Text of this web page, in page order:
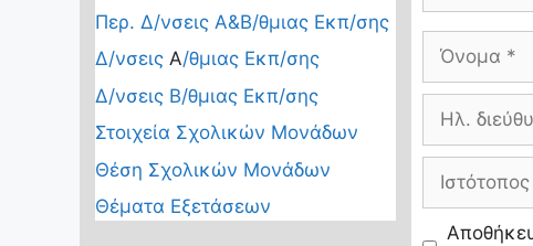
Όνομα
Ηλ.
Ιστότοπος
Περ. Δ/νσεις Α&Β/θμιας Εκπ/σης
Δ/νσεις Α/θμιας Εκπ/σης
Δ/νσεις Β/θμιας Εκπ/σης
Στοιχεία Σχολικών Μονάδων
Θέση Σχολικών Μονάδων
Θέματα Εξετάσεων